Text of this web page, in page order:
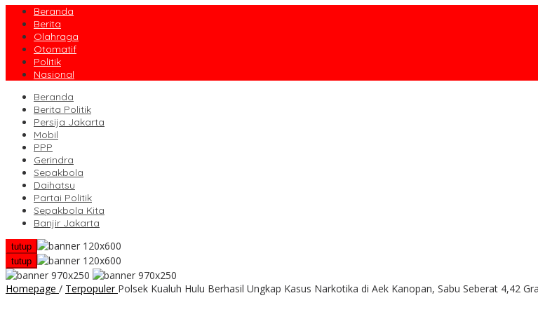
Beranda
Berita
Olahraga
Otomatif
Politik
Nasional
Beranda
Berita Politik
Persija Jakarta
Mobil
PPP
Gerindra
Sepakbola
Daihatsu
Partai Politik
Sepakbola Kita
Banjir Jakarta
tutup
tutup
Homepage / Terpopuler Polsek Kualuh Hulu Berhasil Ungkap Kasus Narkotika di Aek Kanopan, Sabu Seberat 4,42